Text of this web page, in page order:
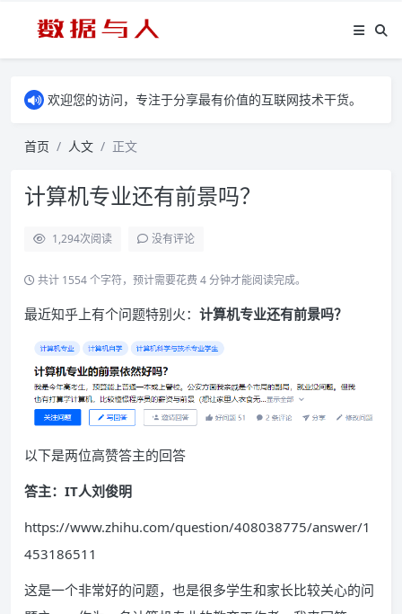
欢迎您的访问，专注于分享最有价值的互联网技术干货。
首页 人文 正文
计算机专业还有前景吗？
1,294次阅读 没有评论
共计 1554 个字符，预计需要花费 4 分钟才能阅读完成。
最近知乎上有个问题特别火： 计算机专业还有前景吗？
以下是两位高赞答主的回答
答主：IT人刘俊明
https://www.zhihu.com/question/408038775/answer/1
453186511
这是一个非常好的问题，也是很多学生和家长比较关心的问